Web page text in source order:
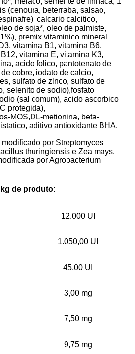
(cenoura, beterraba, salsao,
calcario calcitico,
de soja*, oleo de palmiste,
premix vitaminico mineral
vitamina B1, vitamina B6,
vitamina E, vitamina K3,
acido folico, pantotenato de
cobre, iodato de calcio,
sulfato de zinco, sulfato de
selenito de sodio),fosfato
(sal comum), acido ascorbico
protegida),
MOS,DL-metionina, beta-
aditivo antioxidante BHA.
por Streptomyces
thuringiensis e Zea mays.
por Agrobacterium
de produto:
12.000 UI
1.050,00 UI
45,00 UI
3,00 mg
7,50 mg
9,75 mg